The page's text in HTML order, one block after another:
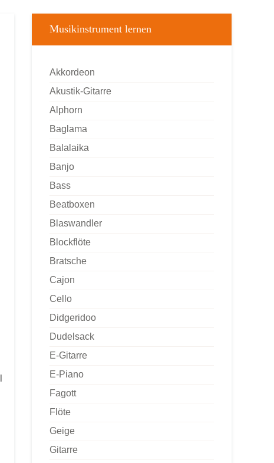
Musikinstrument lernen
Akkordeon
Akustik-Gitarre
Alphorn
Baglama
Balalaika
Banjo
Bass
Beatboxen
Blaswandler
Blockflöte
Bratsche
Cajon
Cello
Didgeridoo
Dudelsack
E-Gitarre
E-Piano
Fagott
Flöte
Geige
Gitarre